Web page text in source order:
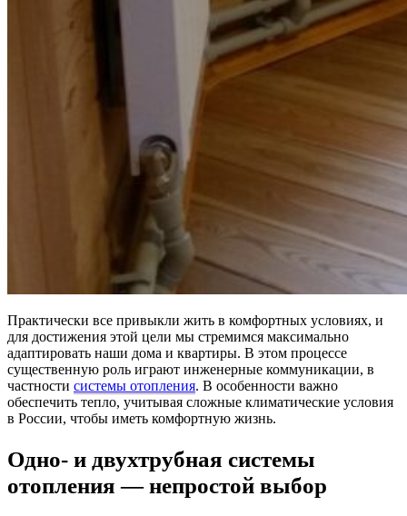
Практически все привыкли жить в комфортных условиях, и
для достижения этой цели мы стремимся максимально
адаптировать наши дома и квартиры. В этом процессе
существенную роль играют инженерные коммуникации, в
частности системы отопления. В особенности важно
обеспечить тепло, учитывая сложные климатические условия
в России, чтобы иметь комфортную жизнь.
Одно- и двухтрубная системы
отопления — непростой выбор